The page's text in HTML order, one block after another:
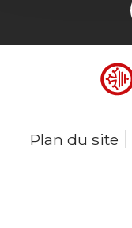
Plan du site